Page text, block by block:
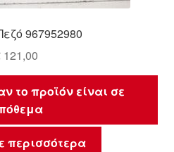
967952980
121,00
το προϊόν είναι σε
περισσότερα